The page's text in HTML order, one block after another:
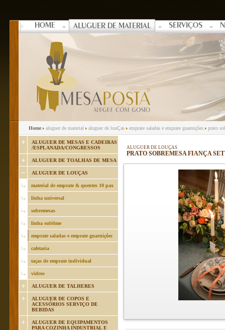
HOME ALUGUER DE MATERIAL SERVIÇOS
Home aluguer de material aluguer de louÇas emprate saladas e emprate guarnições prato
ALUGUER DE MESAS E CADEIRAS
/ESPLANADA/CONGRESSOS
ALUGUER DE TOALHAS DE MESA
ALUGUER DE LOUÇAS
material de emprate & quentes 10 pax
linha universal
sobremesas
linha sublime
emprate saladas e emprate guarnições
cafetaria
taças de emprate individual
vidros
ALUGUER DE TALHERES
ALUGUER DE COPOS E
ACESSÓRIOS SERVIÇO DE
BEBIDAS
ALUGUER DE EQUIPAMENTOS
PARA COZINHA INDUSTRIAL E
ALUGUER DE LOUÇAS
PRATO SOBREMESA FIANÇA